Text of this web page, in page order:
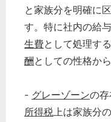
と家族分を明確に
す。特に社内の給
生費として処理す
酬としての性格か
- グレーゾーンの
所得税上は家族分